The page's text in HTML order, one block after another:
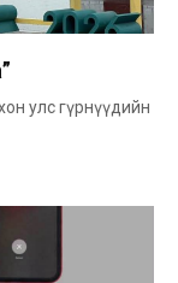
улс гүрнүүдийн